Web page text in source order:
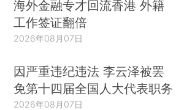
海外金融专才回流香港 外籍
工作签证翻倍
2026年08月07日
因严重违纪违法 李云泽被罢
免第十四届全国人大代表职务
2026年08月07日